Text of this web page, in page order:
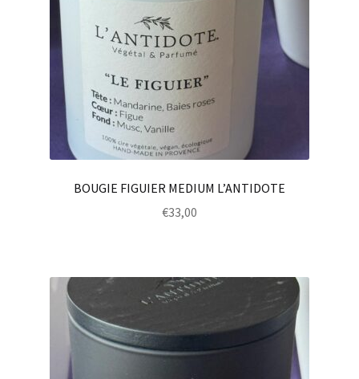
BOUGIE FIGUIER MEDIUM L’ANTIDOTE
€33,00